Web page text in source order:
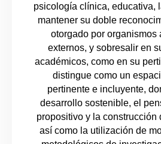
psicología clínica, educativa,
mantener su doble
otorgado por organismos
externos, y sobresalir en
académicos, como en su
distingue como un
pertinente e incluyente,
desarrollo sostenible, el
propositivo y la construcción
así como la utilización de